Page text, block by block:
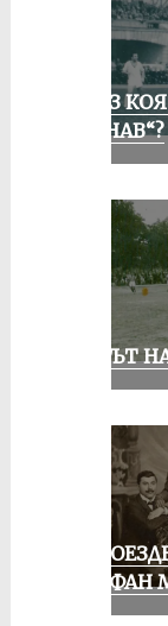
ПРЕЗ
„ДУНАВ“?
ВЕКЪТ
СТЕФАН